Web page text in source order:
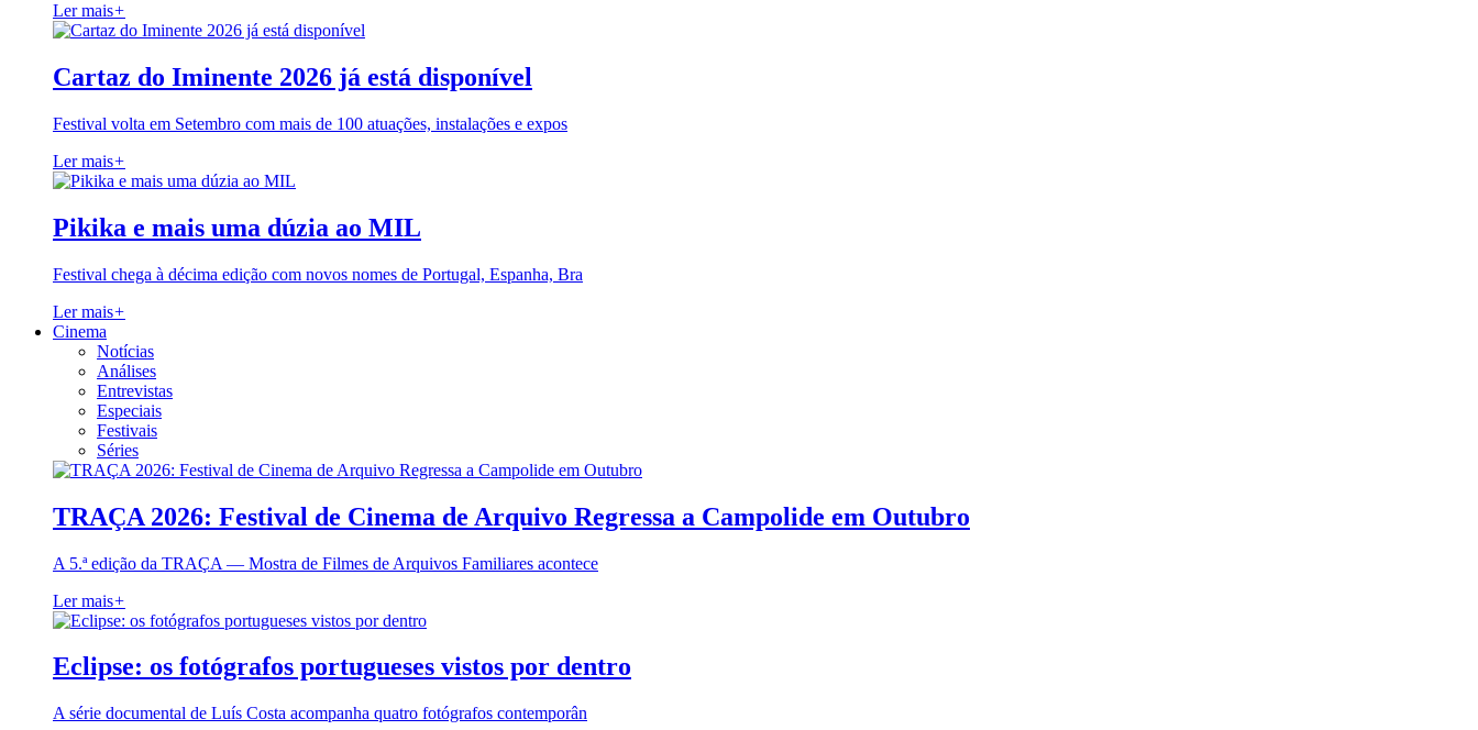
Ler mais+
Cartaz do Iminente 2026 já está disponível
Festival volta em Setembro com mais de 100 atuações, instalações e expos
Ler mais+
Pikika e mais uma dúzia ao MIL
Festival chega à décima edição com novos nomes de Portugal, Espanha, Bra
Ler mais+
Cinema
Notícias
Análises
Entrevistas
Especiais
Festivais
Séries
TRAÇA 2026: Festival de Cinema de Arquivo Regressa a Campolide em Outubro
A 5.ª edição da TRAÇA — Mostra de Filmes de Arquivos Familiares acontece
Ler mais+
Eclipse: os fotógrafos portugueses vistos por dentro
A série documental de Luís Costa acompanha quatro fotógrafos contemporân